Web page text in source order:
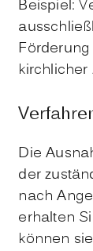
Beispiel:
kirchlicher
Die
der
nach
erhalten
können